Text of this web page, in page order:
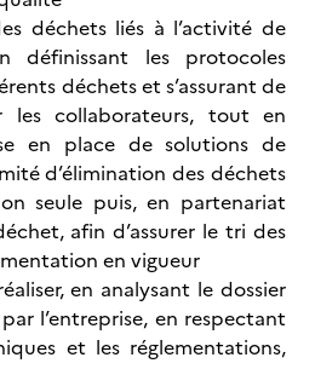
déchets liés à l’activité de
définissant les protocoles
déchets et s’assurant de
les collaborateurs, tout en
en place de solutions de
d’élimination des déchets
seule puis, en partenariat
afin d’assurer le tri des
en vigueur
en analysant le dossier
l’entreprise, en respectant
et les réglementations,